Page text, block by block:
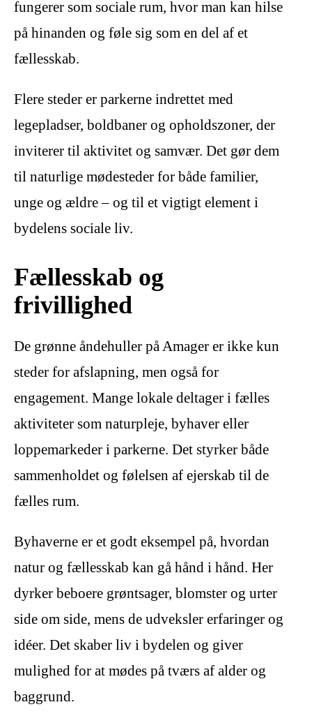
fungerer som sociale rum, hvor man kan hilse
på hinanden og føle sig som en del af et
fællesskab.
Flere steder er parkerne indrettet med
legepladser, boldbaner og opholdszoner, der
inviterer til aktivitet og samvær. Det gør dem
til naturlige mødesteder for både familier,
unge og ældre – og til et vigtigt element i
bydelens sociale liv.
Fællesskab og
frivillighed
De grønne åndehuller på Amager er ikke kun
steder for afslapning, men også for
engagement. Mange lokale deltager i fælles
aktiviteter som naturpleje, byhaver eller
loppemarkeder i parkerne. Det styrker både
sammenholdet og følelsen af ejerskab til de
fælles rum.
Byhaverne er et godt eksempel på, hvordan
natur og fællesskab kan gå hånd i hånd. Her
dyrker beboere grøntsager, blomster og urter
side om side, mens de udveksler erfaringer og
idéer. Det skaber liv i bydelen og giver
mulighed for at mødes på tværs af alder og
baggrund.